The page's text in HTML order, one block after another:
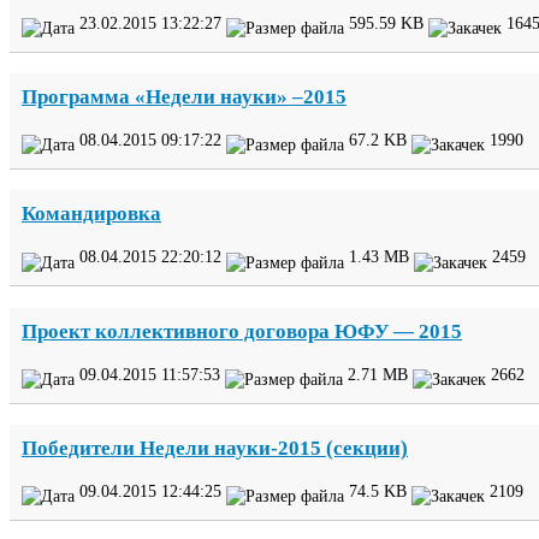
23 02 2015 13:22:27 595 59 KB 1645
Программа «Недели науки» –2015
08 04 2015 09:17:22 67 2 KB 1990
Командировка
08.04.2015 22:20:12 1.43 MB 2459
Проект коллективного договора ЮФУ—2015
09 04 2015 11:57:53 2 71 MB 2662
Победители Недели науки-​2015 (секции)
09 04 2015 12:44:25 74 5 KB 2109